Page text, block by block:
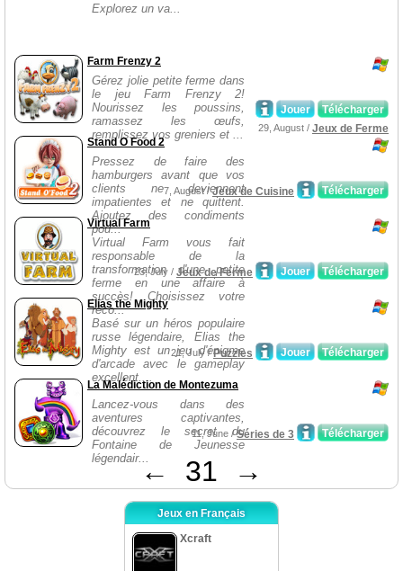
Explorez un va...
Farm Frenzy 2
Gérez jolie petite ferme dans
le jeu Farm Frenzy 2!
Nourissez les poussins,
ramassez les œufs,
remplissez vos greniers et ...
Télécharger
Jouer
29, August / Jeux de Ferme
Stand O Food 2
Pressez de faire des
hamburgers avant que vos
clients ne deviennent
impatientes et ne quittent.
Ajoutez des condiments
pou...
Télécharger
7, August /Jeux de Cuisine
Virtual Farm
Virtual Farm vous fait
responsable de la
transformation d'une petite
ferme en une affaire à
succès! Choisissez votre
réco...
Télécharger
Jouer
23, July / Jeux de Ferme
Elias the Mighty
Basé sur un héros populaire
russe légendaire, Elias the
Mighty est un jeu d'énigme
d'arcade avec le gameplay
excellent....
Télécharger
Jouer
21, July /Puzzles
La Malédiction de Montezuma
Lancez-vous dans des
aventures captivantes,
découvrez le secret du
Fontaine de Jeunesse
légendair...
Télécharger
11, June /Séries de 3
← 31 →
Jeux en Français
Xcraft